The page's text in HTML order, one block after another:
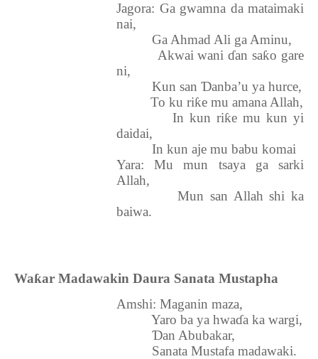
Jagora: Ga gwamna da mataimaki
nai,
Ga Ahmad Ali ga Aminu,
Akwai waniɗan saƙo gare
ni,
Kun san Ɗanba’u ya hurce,
To ku riƙe mu amana Allah,
In kun riƙe mu kun yi
daidai,
In kun aje mu babu komai
Yara: Mu mun tsaya ga sarki
Allah,
Mun san Allah shi ka
baiwa.
Waƙar Madawakin Daura Sanata Mustapha
Amshi: Maganin maza,
Yaro ba ya hwaɗa ka wargi,
Ɗan Abubakar,
Sanata Mustafa madawaki.